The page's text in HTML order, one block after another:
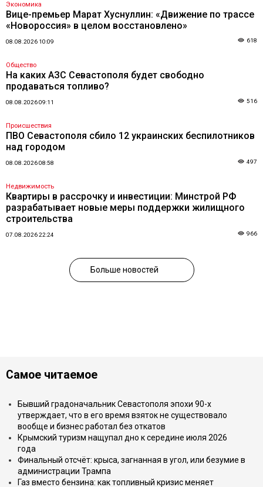
Экономика
Вице-премьер Марат Хуснуллин: «Движение по трассе
«Новороссия» в целом восстановлено»
08.08.2026 10:09 618
Общество
На каких АЗС Севастополя будет свободно
продаваться топливо?
08.08.2026 09:11 516
Происшествия
ПВО Севастополя сбило 12 украинских беспилотников
над городом
08.08.2026 08:58 497
Недвижимость
Квартиры в рассрочку и инвестиции: Минстрой РФ
разрабатывает новые меры поддержки жилищного
строительства
07.08.2026 22:24 966
Больше новостей
Самое читаемое
Бывший градоначальник Севастополя эпохи 90-х
утверждает, что в его время взяток не существовало
вообще и бизнес работал без откатов
Крымский туризм нащупал дно к середине июля 2026
года
Финальный отсчёт: крыса, загнанная в угол, или безумие в
администрации Трампа
Газ вместо бензина: как топливный кризис меняет